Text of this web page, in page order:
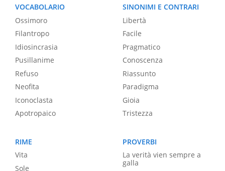
VOCABOLARIO
Ossimoro
Filantropo
Idiosincrasia
Pusillanime
Refuso
Neofita
Iconoclasta
Apotropaico
SINONIMI E CONTRARI
Libertà
Facile
Pragmatico
Conoscenza
Riassunto
Paradigma
Gioia
Tristezza
RIME
Vita
Sole
PROVERBI
La verità vien sempre a
galla